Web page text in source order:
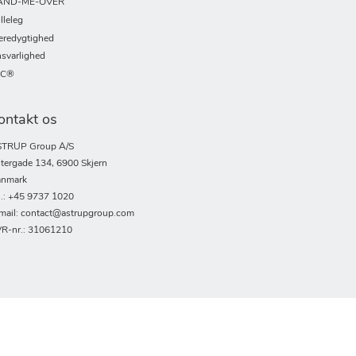
ME-OVER
os
Group A/S
134, 6900 Skjern
+45 9737 1020
contact@astrupgroup.com
nr.: 31061210